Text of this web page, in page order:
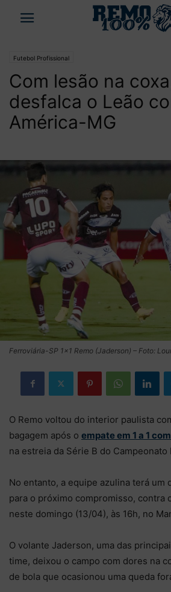
Futebol Profissional
Com lesão na
desfalca o Leão
América-MG
Ferroviária-SP 1×1 Remo (Jaderson) – Foto:
O Remo voltou do interior paulista
bagagem após o empate em 1 a 1
na estreia da Série B do Campeonato
No entanto, a equipe azulina terá um
para o próximo compromisso, contra
neste domingo (13/04), às 16h, no
O volante Jaderson, uma das
time, deixou o campo com dores na
de bola que ocasionou uma queda